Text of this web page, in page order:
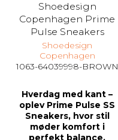
Shoedesign
Copenhagen Prime
Pulse Sneakers
Shoedesign
Copenhagen
1063-64039998-BROWN
Hverdag med kant –
oplev Prime Pulse SS
Sneakers, hvor stil
møder komfort i
perfekt balance.